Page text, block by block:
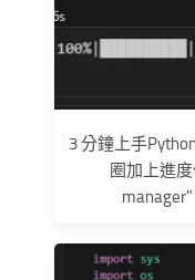
3 分鐘上手
圈加上進